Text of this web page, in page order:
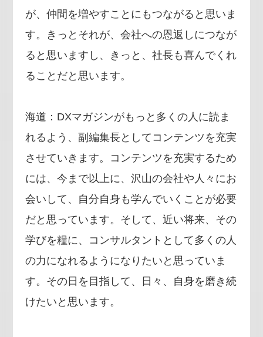
が、仲間を増やすことにもつながると思いま
す。きっとそれが、会社への恩返しにつなが
ると思いますし、きっと、社長も喜んでくれ
ることだと思います。
海道：DXマガジンがもっと多くの人に読ま
れるよう、副編集長としてコンテンツを充実
させていきます。コンテンツを充実するため
には、今まで以上に、沢山の会社や人々にお
会いして、自分自身も学んでいくことが必要
だと思っています。そして、近い将来、その
学びを糧に、コンサルタントとして多くの人
の力になれるようになりたいと思っていま
す。その日を目指して、日々、自身を磨き続
けたいと思います。